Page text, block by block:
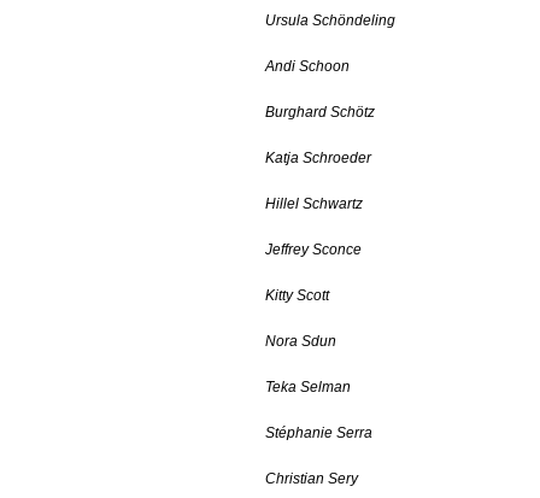
Ursula Schöndeling
Andi Schoon
Burghard Schötz
Katja Schroeder
Hillel Schwartz
Jeffrey Sconce
Kitty Scott
Nora Sdun
Teka Selman
Stéphanie Serra
Christian Sery